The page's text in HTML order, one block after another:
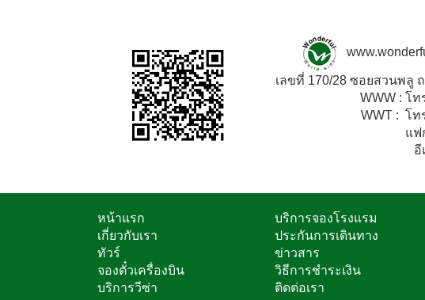
เลขที่ 170/28 ซอยสวนพลู
WWW : โ
WWT : โท
แ
อี
หน้าแรก
เกี่ยวกับเรา
ทัวร์
จองตั๋วเครื่องบิน
บริการวีซ่า
บริการจองโรงแรม
ประกันการเดินทาง
ข่าวสาร
วิธีการชำระเงิน
ติดต่อเรา